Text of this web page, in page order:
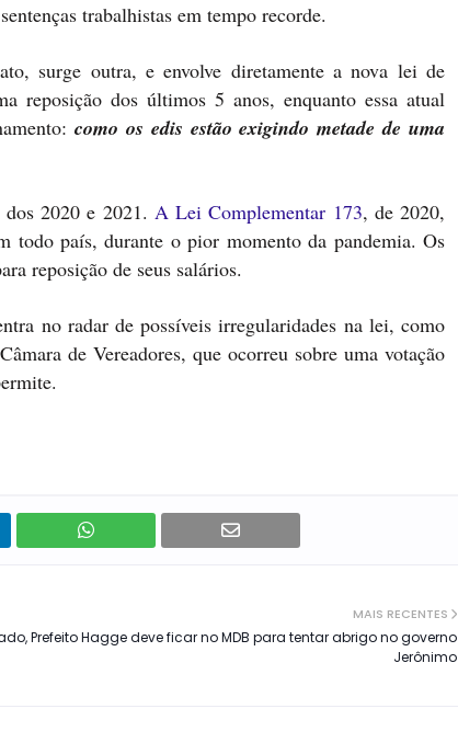
trabalhistas em tempo recorde.
surge outra, e envolve diretamente a nova lei de
reposição dos últimos 5 anos, enquanto essa atual
como os edis estão exigindo metade de uma
2020 e 2021. A Lei Complementar 173, de 2020,
todo país, durante o pior momento da pandemia. Os
reposição de seus salários.
no radar de possíveis irregularidades na lei, como
de Vereadores, que ocorreu sobre uma votação
MAIS RECENTES
Prefeito Hagge deve ficar no MDB para tentar abrigo no governo
Jerônimo